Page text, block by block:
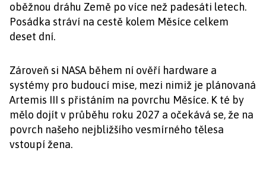
oběžnou dráhu Země po více než padesáti letech.
Posádka stráví na cestě kolem Měsíce celkem
deset dní.
Zároveň si NASA během ní ověří hardware a
systémy pro budoucí mise, mezi nimiž je plánovaná
Artemis III s přistáním na povrchu Měsíce. K té by
mělo dojít v průběhu roku 2027 a očekává se, že na
povrch našeho nejbližšího vesmírného tělesa
vstoupí žena.